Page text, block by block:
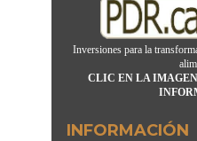
Inversiones para la
CLIC EN LA
INFORMACIÓN